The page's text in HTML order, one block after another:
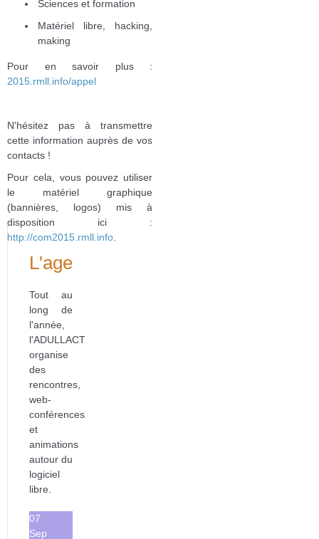
Sciences et formation
Matériel libre, hacking,
making
Pour en savoir plus :
2015.rmll.info/appel
N'hésitez pas à transmettre
cette information auprès de vos
contacts !
Pour cela, vous pouvez utiliser
le matériel graphique
(bannières, logos) mis à
disposition ici :
http://com2015.rmll.info
L'agenda
Tout au
long de
l'année,
l'ADULLACT
organise
des
rencontres,
web-
conférences
et
animations
autour du
logiciel
libre.
07
Sep